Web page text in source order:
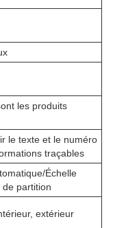
les produits
le texte et le numéro
traçables
Échelle
partition
extérieur